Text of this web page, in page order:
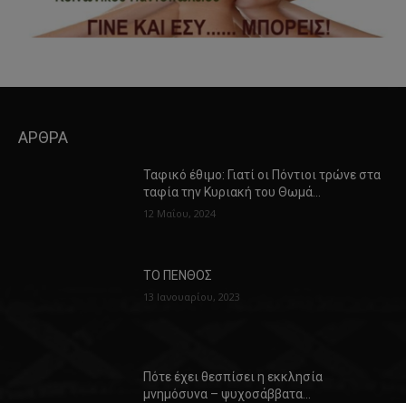
ΑΡΘΡΑ
Ταφικό έθιμο: Γιατί οι Πόντιοι τρώνε στα
ταφία την Κυριακή του Θωμά…
12 Μαΐου, 2024
ΤΟ ΠΕΝΘΟΣ
13 Ιανουαρίου, 2023
Πότε έχει θεσπίσει η εκκλησία
μνημόσυνα – ψυχοσάββατα…